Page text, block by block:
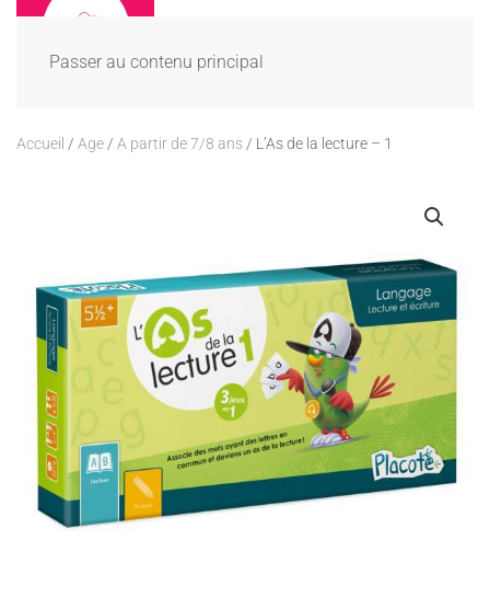
Passer au contenu principal
Accueil / Age / A partir de 7/8 ans / L’As de la lecture – 1